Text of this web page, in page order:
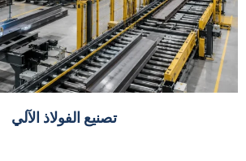
تصنيع الفولاذ الآلي